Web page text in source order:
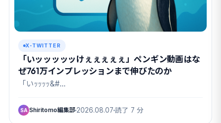
X-TWITTER
「いッッッッッけぇぇぇぇぇ」ペンギン動画はな
ぜ761万インプレッションまで伸びたのか
「いｯｯｯｯ&#…
SA Shiritomo編集部 2026.08.07 読了 7 分